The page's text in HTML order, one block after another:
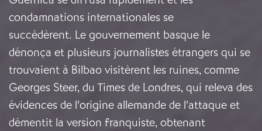
condamnations internationales se
succédèrent. Le gouvernement basque le
dénonça et plusieurs journalistes étrangers qui se
trouvaient à Bilbao visitèrent les ruines, comme
Georges Steer, du Times de Londres, qui releva des
évidences de l’origine allemande de l’attaque et
démentit la version franquiste, obtenant